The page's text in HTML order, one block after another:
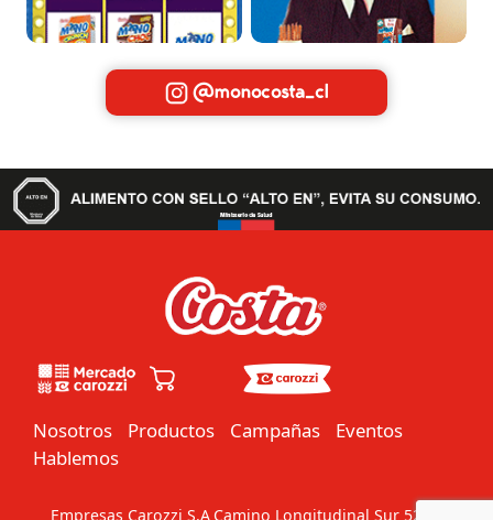
@monocosta_cl
Nosotros Productos Campañas
Eventos
Hablemos
Empresas Carozzi S.A Camino Longitudinal Sur 5201